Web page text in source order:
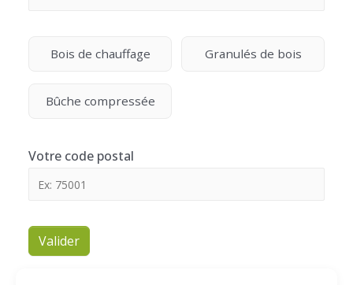
Bois de chauffage Granulés de bois
Bûche compressée
Votre code postal
Valider